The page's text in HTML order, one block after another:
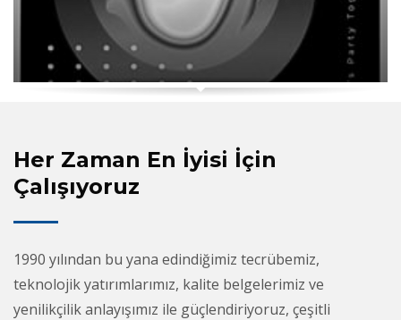
Her Zaman En İyisi İçin
Çalışıyoruz
1990 yılından bu yana edindiğimiz tecrübemiz,
teknolojik yatırımlarımız, kalite belgelerimiz ve
yenilikçilik anlayışımız ile güçlendiriyoruz, çeşitli